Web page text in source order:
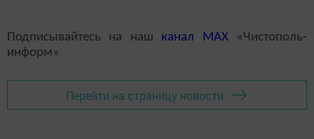
Подписывайтесь на наш канал MAX«Чистополь-
информ»
Перейти на страницу новости